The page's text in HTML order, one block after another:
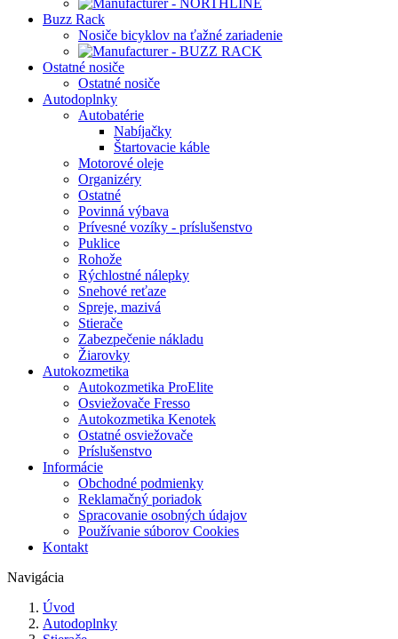
Buzz Rack
Nosiče bicyklov na ťažné zariadenie
Ostatné nosiče
Ostatné nosiče
Autodoplnky
Autobatérie
Nabíjačky
Štartovacie káble
Motorové oleje
Organizéry
Ostatné
Povinná výbava
Prívesné vozíky - príslušenstvo
Puklice
Rohože
Rýchlostné nálepky
Snehové reťaze
Spreje, mazivá
Stierače
Zabezpečenie nákladu
Žiarovky
Autokozmetika
Autokozmetika ProElite
Osviežovače Fresso
Autokozmetika Kenotek
Ostatné osviežovače
Príslušenstvo
Informácie
Obchodné podmienky
Reklamačný poriadok
Spracovanie osobných údajov
Používanie súborov Cookies
Kontakt
Navigácia
Úvod
Autodoplnky